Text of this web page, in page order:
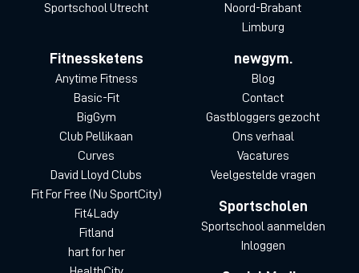
Sportschool Utrecht
Noord-Brabant
Limburg
Fitnessketens
Anytime Fitness
Basic-Fit
BigGym
Club Pellikaan
Curves
David Lloyd Clubs
Fit For Free (Nu SportCity)
Fit4Lady
Fitland
hart for her
newgym.
Blog
Contact
Gastbloggers gezocht
Ons verhaal
Vacatures
Veelgestelde vragen
Sportscholen
Sportschool aanmelden
Inloggen